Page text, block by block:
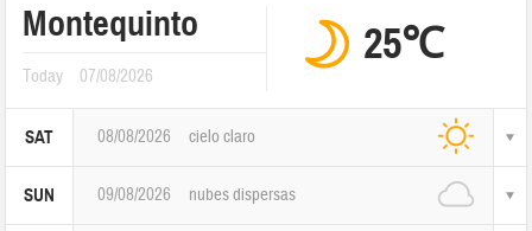
Montequinto
Today 07/08/2026
25℃
SAT 08/08/2026 cielo claro
SUN 09/08/2026 nubes dispersas